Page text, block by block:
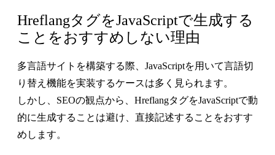
HreflangタグをJavaScriptで生成する
ことをおすすめしない理由
多言語サイトを構築する際、JavaScriptを用いて言語切
り替え機能を実装するケースは多く見られます。
しかし、SEOの観点から、HreflangタグをJavaScriptで動
的に生成することは避け、直接記述することをおすす
めします。